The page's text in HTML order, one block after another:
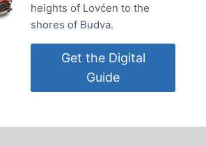
heights of Lovćen to the
shores of Budva.
Get the Digital
Guide